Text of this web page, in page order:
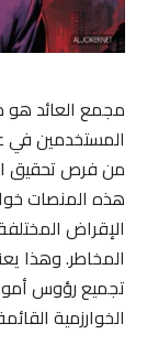
مجمع العائد هو
المستخدمين في
من فرص تحقيق
هذه المنصات
الإقراض
المخاطر. وهذا
تجميع رؤوس
الخوارزمية